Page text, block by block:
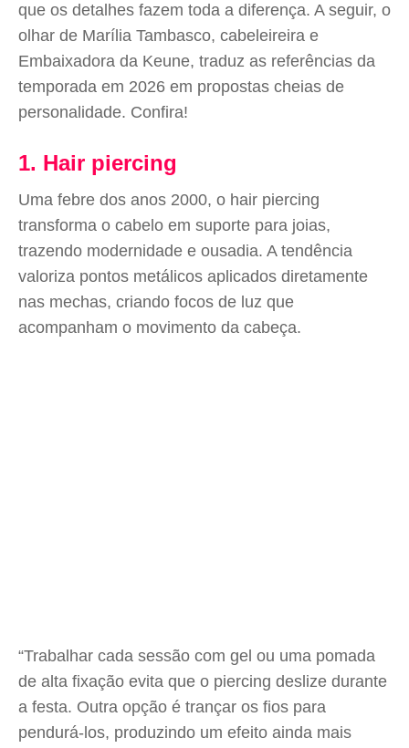
que os detalhes fazem toda a diferença. A seguir, o
olhar de Marília Tambasco, cabeleireira e
Embaixadora da Keune, traduz as referências da
temporada em 2026 em propostas cheias de
personalidade. Confira!
1. Hair piercing
Uma febre dos anos 2000, o hair piercing
transforma o cabelo em suporte para joias,
trazendo modernidade e ousadia. A tendência
valoriza pontos metálicos aplicados diretamente
nas mechas, criando focos de luz que
acompanham o movimento da cabeça.
“Trabalhar cada sessão com gel ou uma pomada
de alta fixação evita que o piercing deslize durante
a festa. Outra opção é trançar os fios para
pendurá-los, produzindo um efeito ainda mais